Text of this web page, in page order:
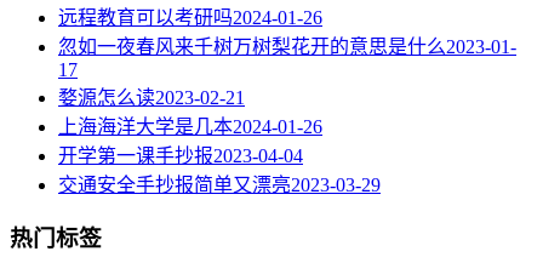
远程教育可以考研吗2024-01-26
忽如一夜春风来千树万树梨花开的意思是什么2023-01-
17
婺源怎么读2023-02-21
上海海洋大学是几本2024-01-26
开学第一课手抄报2023-04-04
交通安全手抄报简单又漂亮2023-03-29
热门标签